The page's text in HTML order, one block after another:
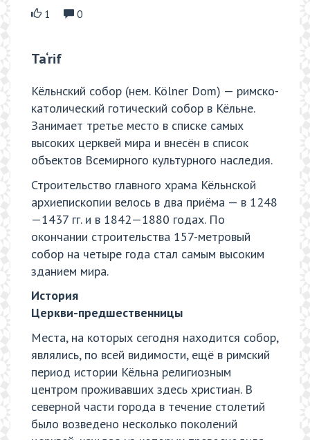
1
0
Ta‘rif
Кёльнский собор (нем. Kölner Dom) — римско-
католический готический собор в Кёльне.
Занимает третье место в списке самых
высоких церквей мира и внесён в список
объектов Всемирного культурного наследия.
Строительство главного храма Кёльнской
архиепископии велось в два приёма — в 1248
—1437 гг. и в 1842—1880 годах. По
окончании строительства 157-метровый
собор на четыре года стал самым высоким
зданием мира.
История
Церкви-предшественницы
Места, на которых сегодня находится собор,
являлись, по всей видимости, ещё в римский
период истории Кёльна религиозным
центром проживавших здесь христиан. В
северной части города в течение столетий
было возведено несколько поколений